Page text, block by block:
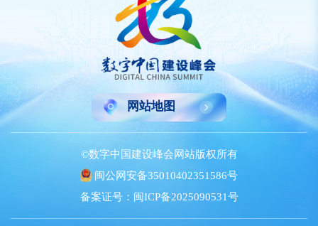
网站地图
©数字中国建设峰会网站版权所有
闽公网安备35010402351586号
备案证号：闽ICP备2025090531号